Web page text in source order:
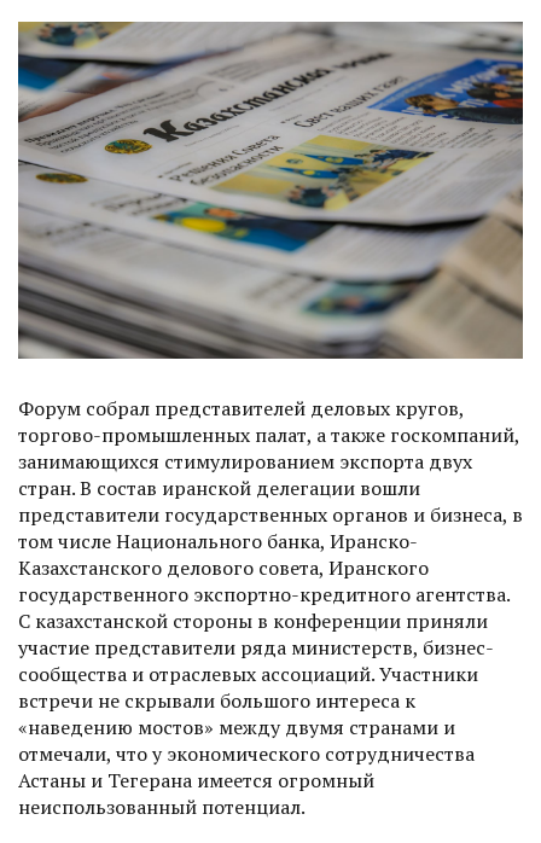
Форум собрал представителей деловых кругов,
торгово-промышленных палат, а также госкомпаний,
занимающихся стимулированием экспорта двух
стран. В состав иранской делегации вошли
представители государственных органов и бизнеса, в
том числе Национального банка, Иранско-
Казахстанского делового совета, Иранского
государственного экспортно-кредитного агентства.
С казах­станской стороны в конференции приняли
участие представители ряда министерств, бизнес-
сообщества и отраслевых ассоциаций. Участники
встречи не скрывали большого интереса к
«наведению мостов» между двумя странами и
отмечали, что у экономического сотрудничества
Астаны и Тегерана имеется огромный
неиспользованный потенциал.